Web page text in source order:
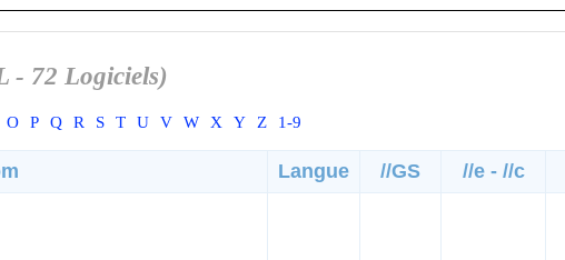
- 72 Logiciels)
O P Q R S T U V W X Y Z 1-9
Langue //GS //e - //c